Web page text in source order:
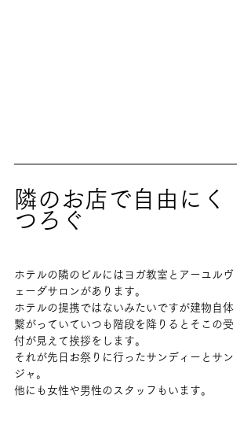
隣のお店で自由にく
つろぐ
ホテルの隣のビルにはヨガ教室とアーユルヴ
ェーダサロンがあります。
ホテルの提携ではないみたいですが建物自体
繋がっていていつも階段を降りるとそこの受
付が見えて挨拶をします。
それが先日お祭りに行ったサンディーとサン
ジャ。
他にも女性や男性のスタッフもいます。